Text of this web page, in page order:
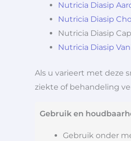
Nutricia Diasip
Nutricia Diasip
Nutricia Diasip
Nutricia Diasip
Als u varieert met deze
ziekte of behandeling
Gebruik en
Gebruik onder